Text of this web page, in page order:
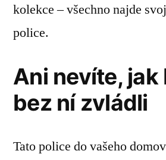
kolekce – všechno najde
police.
Ani nevíte, jak
bez ní zvládli
Tato police do vašeho